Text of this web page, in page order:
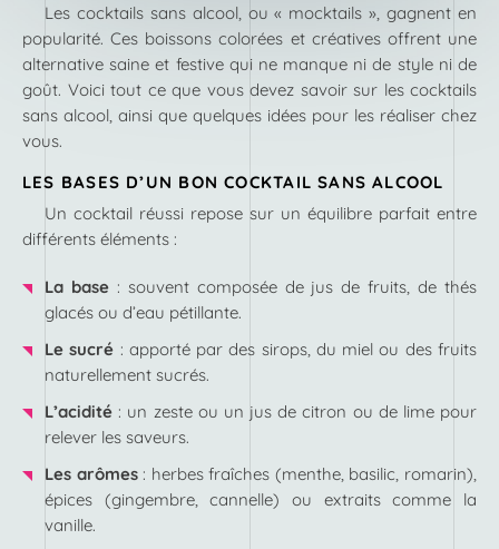
Les cocktails sans alcool, ou « mocktails », gagnent en
popularité. Ces boissons colorées et créatives offrent une
alternative saine et festive qui ne manque ni de style ni de
goût. Voici tout ce que vous devez savoir sur les cocktails
sans alcool, ainsi que quelques idées pour les réaliser chez
vous.
LES BASES D’UN BON COCKTAIL SANS ALCOOL
Un cocktail réussi repose sur un équilibre parfait entre
différents éléments :
La base: souvent composée de jus de fruits, de thés
glacés ou d’eau pétillante.
Le sucré : apporté par des sirops, du miel ou des fruits
naturellement sucrés.
L’acidité : un zeste ou un jus de citron ou de lime pour
relever les saveurs.
Les arômes: herbes fraîches (menthe, basilic, romarin),
épices (gingembre, cannelle) ou extraits comme la
vanille.